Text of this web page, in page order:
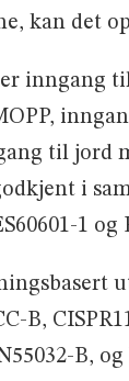
kan det
inngang
til jord
i
1 og
B,
B,